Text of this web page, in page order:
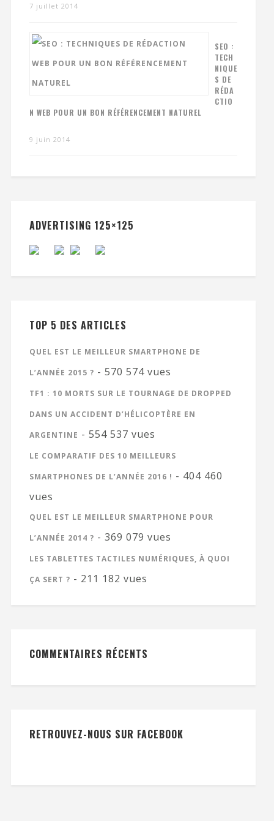
7 juillet 2014
SEO :
TECH
NIQUE
S DE
RÉDA
CTIO
N WEB POUR UN BON RÉFÉRENCEMENT NATUREL
9 juin 2014
ADVERTISING 125×125
TOP 5 DES ARTICLES
QUEL EST LE MEILLEUR SMARTPHONE DE
L’ANNÉE 2015 ? - 570 574 vues
TF1 : 10 MORTS SUR LE TOURNAGE DE DROPPED
DANS UN ACCIDENT D’HÉLICOPTÈRE EN
ARGENTINE - 554 537 vues
LE COMPARATIF DES 10 MEILLEURS
SMARTPHONES DE L’ANNÉE 2016 ! - 404 460
vues
QUEL EST LE MEILLEUR SMARTPHONE POUR
L’ANNÉE 2014 ? - 369 079 vues
LES TABLETTES TACTILES NUMÉRIQUES, À QUOI
ÇA SERT ? - 211 182 vues
COMMENTAIRES RÉCENTS
RETROUVEZ-NOUS SUR FACEBOOK